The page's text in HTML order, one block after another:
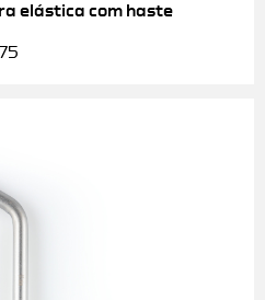
elástica com haste